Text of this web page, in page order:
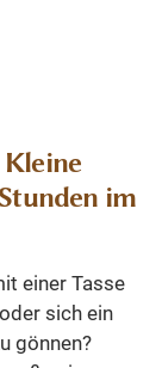
im
einer Tasse
sich ein
gönnen?